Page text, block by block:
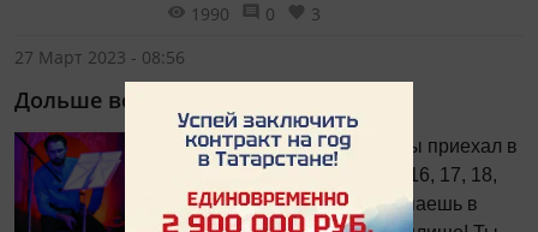
всё же случился: образование она
декоратором в Театре оперы и балета.
Но так получилось, что делом жизни
стала работа в журнале «Казань» —
целых 20 лет, и, между прочим, — треть
1990 0
3
27 Март 2023 - 08:56
Дольше века
Ты живёшь в Казани. Нет, ты приехал в
Казань. Неважно. Тебе 15, 16, 17, 18,
19, 20 лет. 21 год. Ты поступаешь в